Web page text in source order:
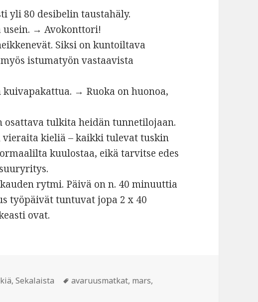
yli 80 desibelin taustahäly.
usein. → Avokonttori!
Siksi on kuntoiltava
istumatyön vastaavista
kuivapakattua. → Ruoka on huonoa,
osattava tulkita heidän tunnetilojaan.
kieliä – kaikki tulevat tuskin
kuulostaa, eikä tarvitse edes
rytmi. Päivä on n. 40 minuuttia
työpäivät tuntuvat jopa 2 x 40
ovat.
,Sekalaista Avainsanat
avaruusmatkat, mars,